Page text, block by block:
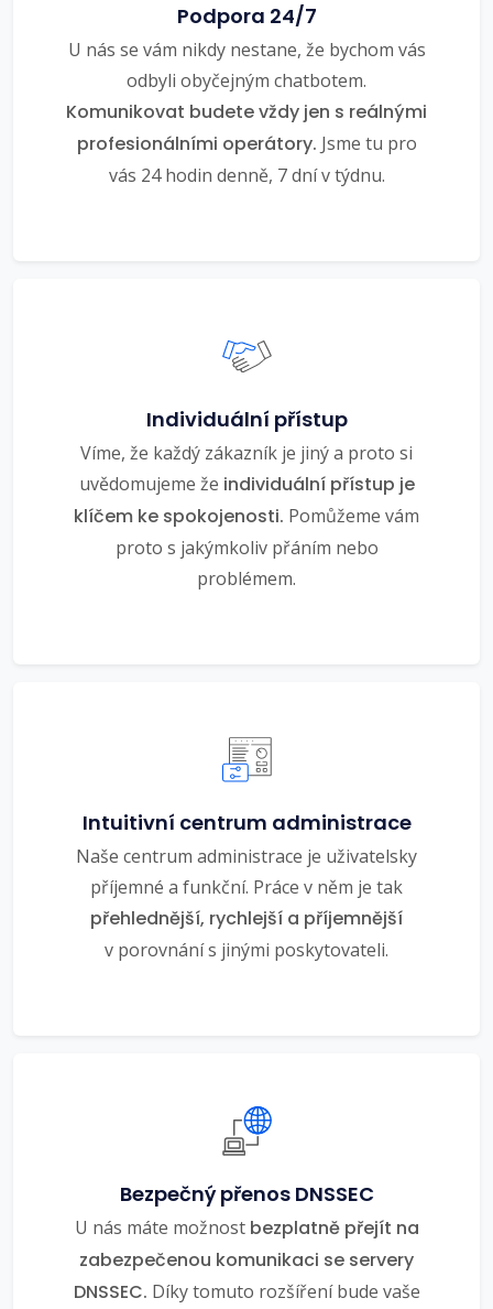
Podpora 24/7
U nás se vám nikdy nestane, že bychom vás
odbyli obyčejným chatbotem.
Komunikovat budete vždy jen s reálnými
profesionálními operátory. Jsme tu pro
vás 24 hodin denně, 7 dní v týdnu.
Individuální přístup
Víme, že každý zákazník je jiný a proto si
uvědomujeme že individuální přístup je
klíčem ke spokojenosti. Pomůžeme vám
proto s jakýmkoliv přáním nebo
problémem.
Intuitivní centrum administrace
Naše centrum administrace je uživatelsky
příjemné a funkční. Práce v něm je tak
přehlednější, rychlejší a příjemnější
v porovnání s jinými poskytovateli.
Bezpečný přenos DNSSEC
U nás máte možnost bezplatně přejít na
zabezpečenou komunikaci se servery
DNSSEC. Díky tomuto rozšíření bude vaše